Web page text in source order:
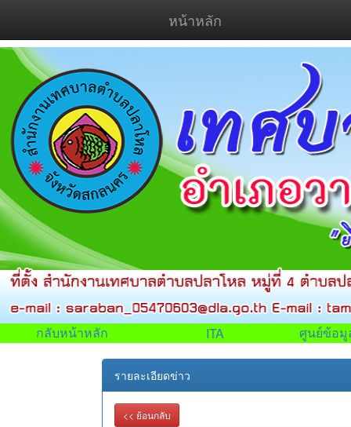
หน้าหลัก
กลับหน้าหลัก ITA ศูนย์ข้อมู
รายละเอียดข่าว
<< ย้อนกลับ